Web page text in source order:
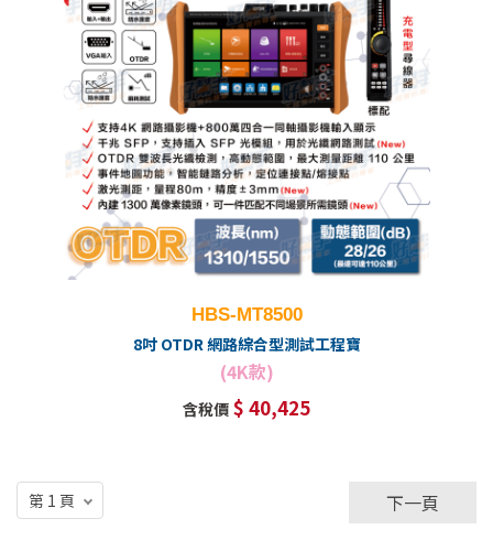
HBS-MT8500
8吋 OTDR 網路綜合型測試工程寶
(4K款)
含稅價 $ 40,425
下一頁